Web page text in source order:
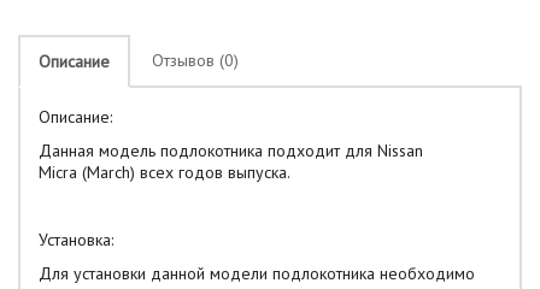
Описание Отзывов (0)
Описание:
Данная модель подлокотника подходит для Nissan
Micra (March) всех годов выпуска.
Установка:
Для установки данной модели подлокотника необходимо